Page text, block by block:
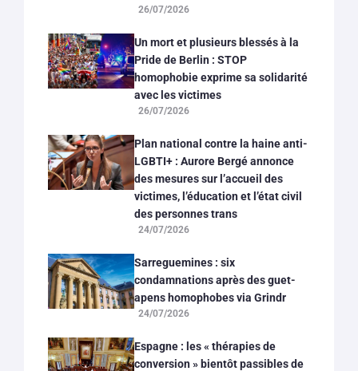
26/07/2026
Un mort et plusieurs blessés à la
Pride de Berlin : STOP
homophobie exprime sa solidarité
avec les victimes
26/07/2026
Plan national contre la haine anti-
LGBTI+ : Aurore Bergé annonce
des mesures sur l’accueil des
victimes, l’éducation et l’état civil
des personnes trans
24/07/2026
Sarreguemines : six
condamnations après des guet-
apens homophobes via Grindr
24/07/2026
Espagne : les « thérapies de
conversion » bientôt passibles de